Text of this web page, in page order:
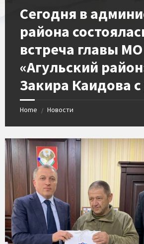
Сегодня в
района
встреча главы МО
«Агульский
Закира Каидова с
Home / Новости